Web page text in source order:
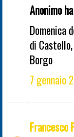
Anonimo
Domenica
di
Borgo
7 gennaio
Francesco